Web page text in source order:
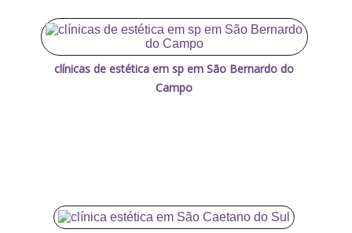
clínicas de estética em sp em São Bernardo do
Campo